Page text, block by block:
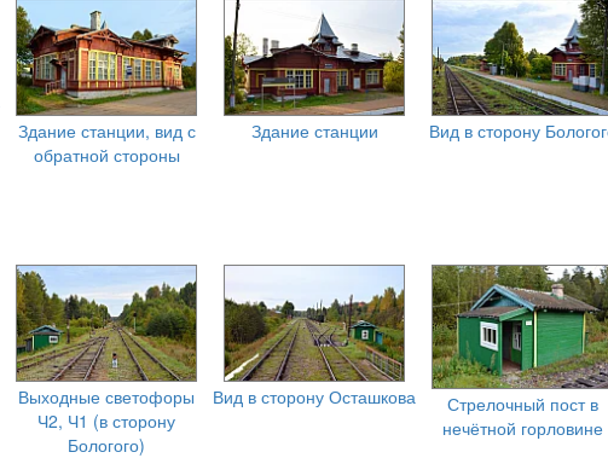
Здание станции, вид с
обратной стороны
Здание станции Вид в сторону
Выходные светофоры
Ч2, Ч1 (в сторону
Бологого)
Вид в сторону Осташкова
Стрелочный пост в
нечётной горловине